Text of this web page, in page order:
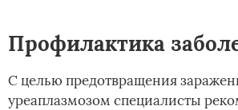
Профилактика
С целью предотвращения
уреаплазмозом специалисты